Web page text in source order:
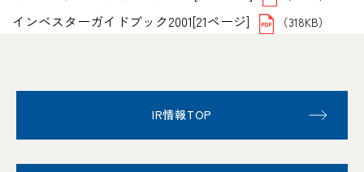
インベスターガイドブック2001[21ページ] （318KB）
IR情報TOP